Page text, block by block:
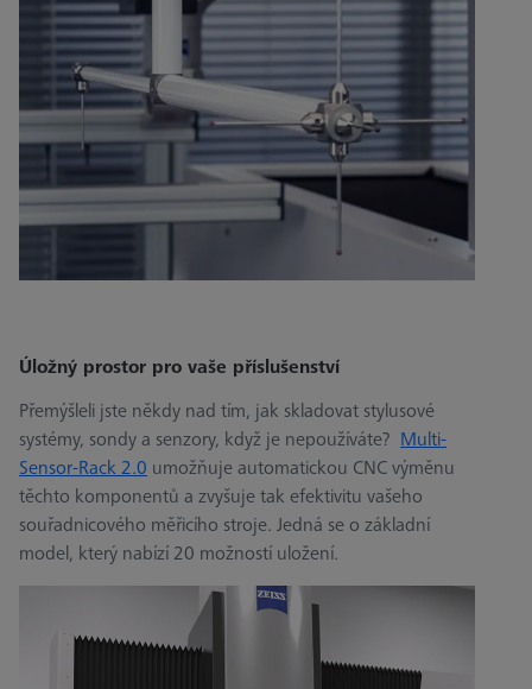
Úložný prostor pro vaše příslušenství
Přemýšleli jste někdy nad tím, jak skladovat stylusové
systémy, sondy a senzory, když je nepoužíváte? Multi-
Sensor-Rack 2.0 umožňuje automatickou CNC výměnu
těchto komponentů a zvyšuje tak efektivitu vašeho
souřadnicového měřicího stroje. Jedná se o základní
model, který nabízí 20 možností uložení.